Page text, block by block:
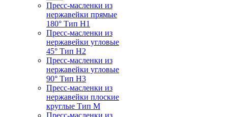
Пресс-масленки из
нержавейки прямые
180° Тип H1
Пресс-масленки из
нержавейки угловые
45° Тип H2
Пресс-масленки из
нержавейки угловые
90° Тип H3
Пресс-масленки из
нержавейки плоские
круглые Тип M
Пресс-масленки из